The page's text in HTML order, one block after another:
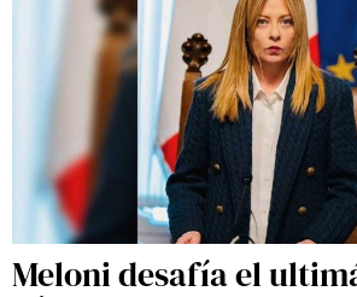
Meloni desafía el